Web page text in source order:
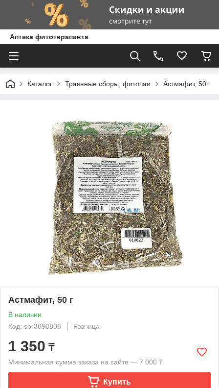
Аптека фитотерапевта
Каталог Травяные сборы, фиточаи Астмафит, 50 г
Астмафит, 50 г
В наличии
Код: sbr3690806
Розница
1 350 ₸
Минимальная сумма заказа на сайте — 7 000 ₸
Купить